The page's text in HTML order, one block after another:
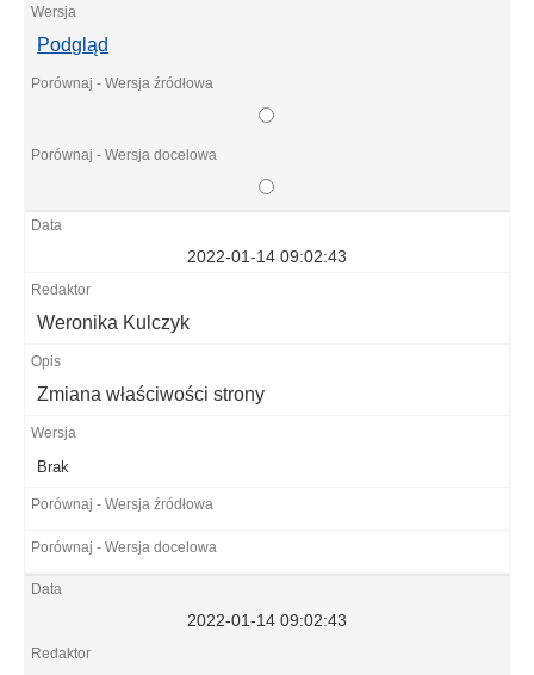
Podgląd
2022-01-14 09:02:43
Weronika Kulczyk
Zmiana właściwości strony
Brak
2022-01-14 09:02:43